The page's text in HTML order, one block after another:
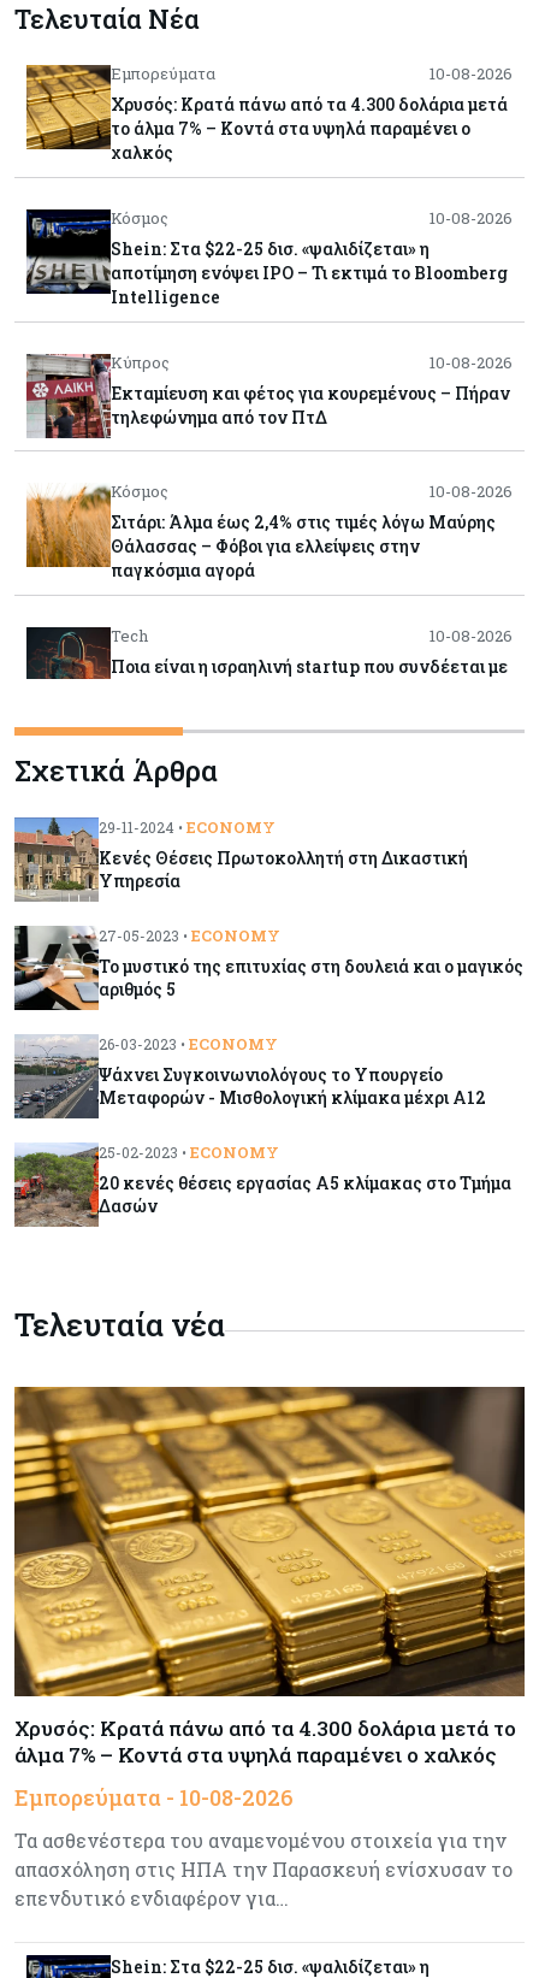
Τελευταία Νέα
Εμπορεύματα 10-08-2026
Χρυσός: Κρατά πάνω από τα 4.300 δολάρια μετά
το άλμα 7% – Κοντά στα υψηλά παραμένει ο
χαλκός
Κόσμος 10-08-2026
Shein: Στα $22-25 δισ. «ψαλιδίζεται» η
αποτίμηση ενόψει IPO – Τι εκτιμά το Bloomberg
Intelligence
Κύπρος 10-08-2026
Εκταμίευση και φέτος για κουρεμένους – Πήραν
τηλεφώνημα από τον ΠτΔ
Κόσμος 10-08-2026
Σιτάρι: Άλμα έως 2,4% στις τιμές λόγω Μαύρης
Θάλασσας – Φόβοι για ελλείψεις στην
παγκόσμια αγορά
Tech 10-08-2026
Ποια είναι η ισραηλινή startup που συνδέεται με
Εμπορεύματα
απομακρύνεται η συμφωνία για το Ορμούζ
Η «απάτη του χάμπουργκερ» έφτασε στην
Ευρώπη – Οι προειδοποιήσεις
Ενέργεια
Μ. Δαμιανός: Εντός του 2028 τα πρώτα έσοδα
από το φυσικό αέριο
Ινδία: Γιατί αυξάνει τους φόρους στις εξαγωγές
Αγορές: Γιατί οι επενδυτές εξετάζουν
Κύπρος
Η Κύπρος το μόνο ευρωπαϊκό κράτος που
αύξησε τις εκπομπές αερίων του θερμοκηπίου
Κόσμος 09-08-2026
Wall Street: Ενέργεια και AI «απογειώνουν» τα
εταιρικά κέρδη – Αντέχει όμως το ράλι;
Tech 09-08-2026
φορά λειτουργικούς ιούς που δεν υπάρχουν στη
φύση
Γιατί οι ευρωπαϊκές μετοχές προσελκύουν ξανά
τους επενδυτές
Ενέργεια
Σχετικά Άρθρα
29-11-2024 • ECONOMY
Κενές Θέσεις Πρωτοκολλητή στη Δικαστική
Υπηρεσία
27-05-2023 • ECONOMY
Το μυστικό της επιτυχίας στη δουλειά και ο μαγικός
αριθμός 5
26-03-2023 • ECONOMY
Ψάχνει Συγκοινωνιολόγους το Υπουργείο
Μεταφορών - Μισθολογική κλίμακα μέχρι Α12
25-02-2023 • ECONOMY
20 κενές θέσεις εργασίας Α5 κλίμακας στο Τμήμα
Δασών
Τελευταία νέα
Χρυσός: Κρατά πάνω από τα 4.300 δολάρια μετά το
άλμα 7% – Κοντά στα υψηλά παραμένει ο χαλκός
Εμπορεύματα - 10-08-2026
Τα ασθενέστερα του αναμενομένου στοιχεία για την
απασχόληση στις ΗΠΑ την Παρασκευή ενίσχυσαν το
επενδυτικό ενδιαφέρον για…
Shein: Στα $22-25 δισ. «ψαλιδίζεται» η